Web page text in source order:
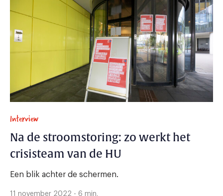
Interview
Na de stroomstoring: zo werkt het
crisisteam van de HU
Een blik achter de schermen.
11 november 2022 - 6 min.